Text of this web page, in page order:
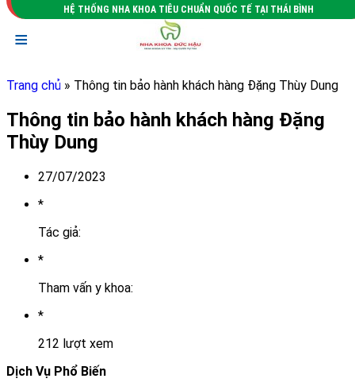
HỆ THỐNG NHA KHOA TIÊU CHUẨN QUỐC TẾ TẠI THÁI BÌNH
≡
Trang chủ » Thông tin bảo hành khách hàng Đặng Thùy Dung
Thông tin bảo hành khách hàng Đặng
Thùy Dung
27/07/2023
*
Tác giả:
*
Tham vấn y khoa:
*
212 lượt xem
Dịch Vụ Phổ Biến